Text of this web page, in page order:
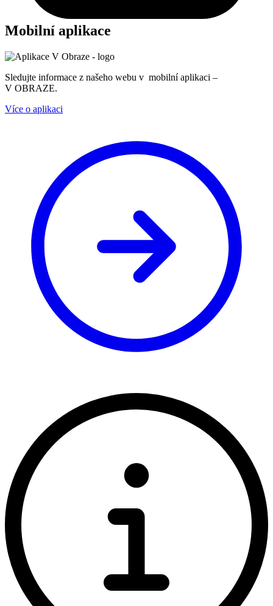
Mobilní aplikace
Sledujte informace z našeho webu v mobilní aplikaci –
V OBRAZE.
Více o aplikaci